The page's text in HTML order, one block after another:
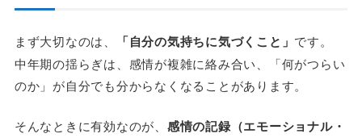
まず大切なのは、 「自分の気持ちに気づくこと」 です。
中年期の揺らぎは、感情が複雑に絡み合い、「何がつらい
のか」が自分でも分からなくなることがあります。
そんなときに有効なのが、 感情の記録（エモーショナル・